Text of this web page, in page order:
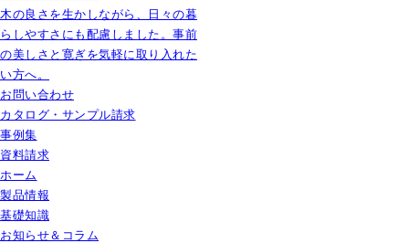
木の良さを生かしながら、日々の暮
らしやすさにも配慮しました。事前
の美しさと寛ぎを気軽に取り入れた
い方へ。
お問い合わせ
カタログ・サンプル請求
事例集
資料請求
ホーム
製品情報
基礎知識
お知らせ＆コラム